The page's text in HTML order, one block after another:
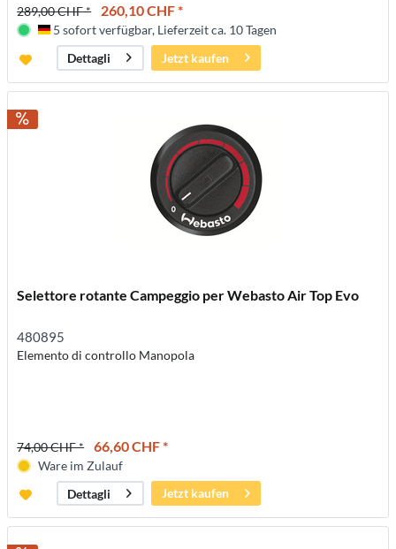
289,00 CHF * 260,10 CHF *
Deutschland
5 sofort verfügbar, Lieferzeit ca. 10 Tagen
Dettagli
Jetzt kaufen
Selettore rotante Campeggio per Webasto Air Top Evo
480895
Elemento di controllo Manopola
74,00 CHF * 66,60 CHF *
Ware im Zulauf
Dettagli
Jetzt kaufen